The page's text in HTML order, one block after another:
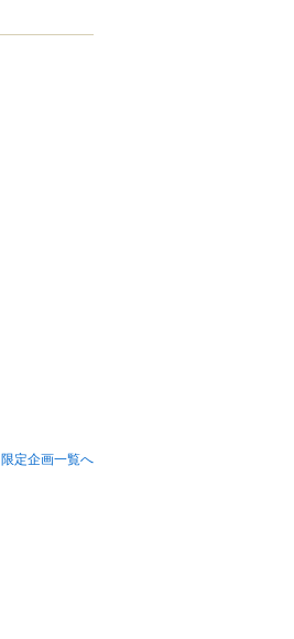
限定企画一覧へ